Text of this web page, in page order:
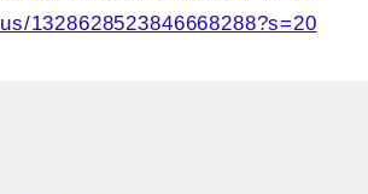
1328628523846668288?s=20